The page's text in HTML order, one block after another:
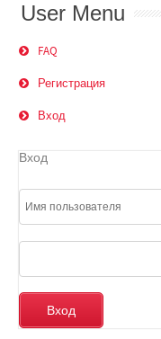
User Menu
FAQ
Регистрация
Вход
Вход